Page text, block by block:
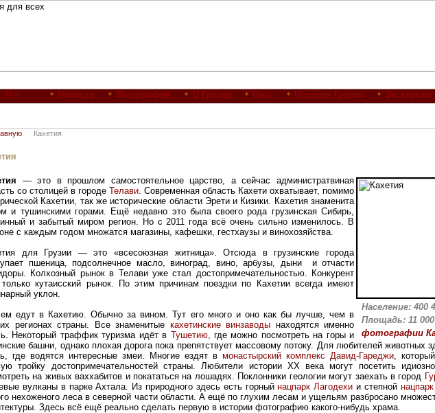
Новости Фотографии О Грузии Виза История Грузии Экскурсии
Кахетия
Население: 400
Площадь: 11
фотографии
— это в прошлом самостоятельное царство, а сейчас администратвиная
со столицей в городе Телави. Современная область Кахети охватывает, помимо
Кахетии, так же исторические области Эрети и Кизики. Кахетия знаменита
и тушинскими горами. Ещё недавно это была своего рода грузинская Сибирь,
и забытый миром регион. Но с 2011 года всё очень сильно изменилось. В
с каждым годом множатся магазины, кафешки, гестхаузы и винохозяйства.
для Грузии — это «всесоюзная житница». Отсюда в грузинские города
пшеница, подсолнечное масло, виноград, вино, арбузы, дыни и отчасти
Колхозный рынок в Телави уже стал достопримечательностью. Конкурент
кутаисский рынок. По этим причинам поездки по Кахетии всегда имеют
уклон.
едут в Кахетию. Обычно за вином. Тут его много и оно как бы лучше, чем в
регионах страны. Все знаменитые кахетинские винзаводы находятся именно
Некоторый траффик туризма идёт в Тушетию, где можно посмотреть на горы и
башни, однако плохая дорога пока препятствует массовому потоку. Для любителей животных
где водятся интересные змеи. Многие ездят в монастырский комплекс Давид-Гареджи,
тройку достопримечательностей страны. Любители истории XX века могут посетить
на живых ваххабитов и покататься на лошадях. Поклонники геологии могут заехать в город
вулканы в парке Ахтала. Из природного здесь есть горныйнацпарк Лагодехи и степной
нехоженого леса в северной части области. А ещё по глухим лесам и ущельям разбросано
Здесь всё ещё реально сделать первую в истории фотографию какого-нибудь храма.